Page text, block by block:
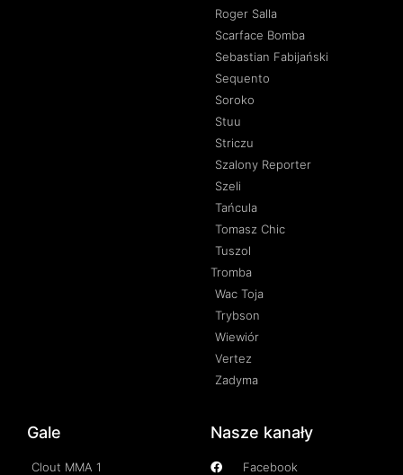
Roger Salla
Scarface Bomba
Sebastian Fabijański
Sequento
Soroko
Stuu
Striczu
Szalony Reporter
Szeli
Tańcula
Tomasz Chic
Tuszol
Tromba
Wac Toja
Trybson
Wiewiór
Vertez
Zadyma
Gale
Clout MMA 1
Nasze kanały
Facebook